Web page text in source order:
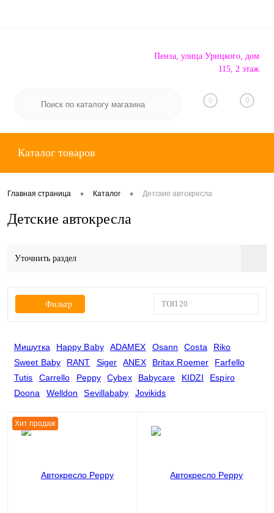
Регистрация
Пенза, улица Урицкого, дом
115, 2 этаж
0 0
Каталог товаров
Главная страница • Каталог • Детские автокресла
Детские автокресла
Уточнить раздел
Фильтр ТОП 20
Мишутка Happy Baby ADAMEX Osann Costa
Riko
Sweet Baby
RANT Siger ANEX Britax Roemer
Farfello
Tutis
Carrello Peppy Cybex Babycare KIDZI
Espiro
Doona
Welldon Sevillababy Jovikids
Хит продаж